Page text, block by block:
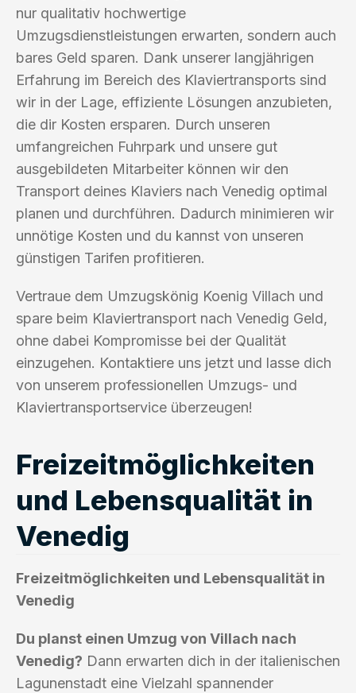
nur qualitativ hochwertige
Umzugsdienstleistungen erwarten, sondern auch
bares Geld sparen. Dank unserer langjährigen
Erfahrung im Bereich des Klaviertransports sind
wir in der Lage, effiziente Lösungen anzubieten,
die dir Kosten ersparen. Durch unseren
umfangreichen Fuhrpark und unsere gut
ausgebildeten Mitarbeiter können wir den
Transport deines Klaviers nach Venedig optimal
planen und durchführen. Dadurch minimieren wir
unnötige Kosten und du kannst von unseren
günstigen Tarifen profitieren.
Vertraue dem Umzugskönig Koenig Villach und
spare beim Klaviertransport nach Venedig Geld,
ohne dabei Kompromisse bei der Qualität
einzugehen. Kontaktiere uns jetzt und lasse dich
von unserem professionellen Umzugs- und
Klaviertransportservice überzeugen!
Freizeitmöglichkeiten
und Lebensqualität in
Venedig
Freizeitmöglichkeiten und Lebensqualität in
Venedig
Du planst einen Umzug von Villach nach
Venedig? Dann erwarten dich in der italienischen
Lagunenstadt eine Vielzahl spannender